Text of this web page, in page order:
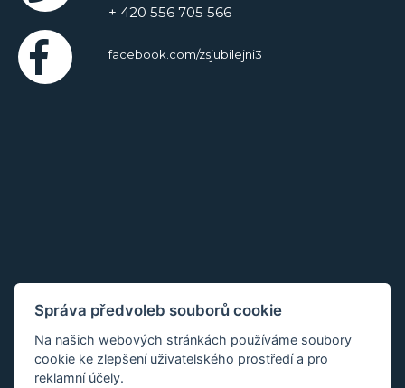
+ 420 556 705 566
facebook.com/zsjubilejni3
Správa předvoleb souborů cookie
Na našich webových stránkách používáme soubory
cookie ke zlepšení uživatelského prostředí a pro
reklamní účely.